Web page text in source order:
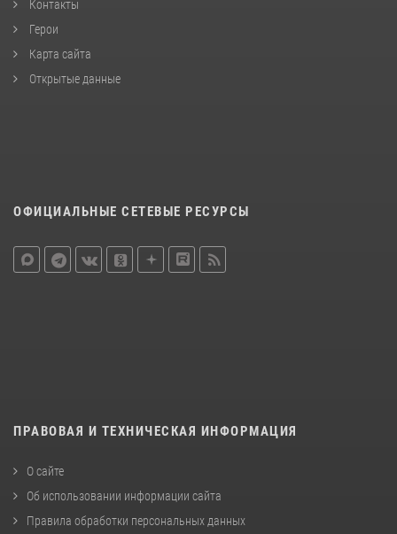
Контакты
Герои
Карта сайта
Открытые данные
ОФИЦИАЛЬНЫЕ СЕТЕВЫЕ РЕСУРСЫ
ПРАВОВАЯ И ТЕХНИЧЕСКАЯ ИНФОРМАЦИЯ
О сайте
Об использовании информации сайта
Правила обработки персональных данных